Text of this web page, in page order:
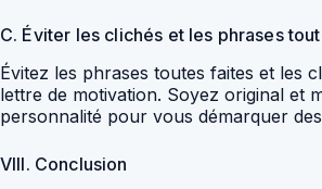
C. Éviter les clichés et les phrases
Évitez les phrases toutes faites et les
lettre de motivation. Soyez original et
personnalité pour vous démarquer
VIII. Conclusion